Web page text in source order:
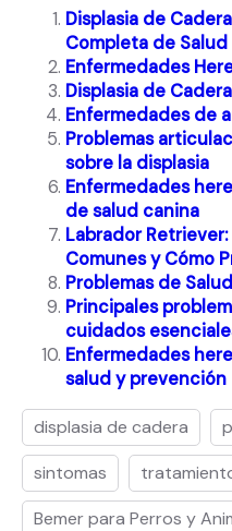
Displasia de
Completa de Salud
Enfermedades
Displasia de
Enfermedades de
Problemas
sobre la displasia
Enfermedades
de salud canina
Labrador
Comunes y Cómo
Problemas de
Principales
cuidados
Enfermedades
salud y prevención
displasia de cadera
sintomas
Bemer para Perros y